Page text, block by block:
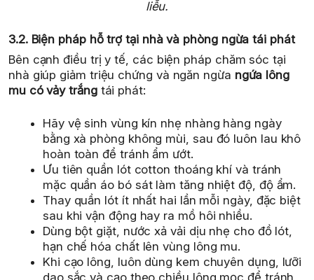
liễu.
3.2. Biện pháp hỗ trợ tại nhà và phòng ngừa tái phát
Bên cạnh điều trị y tế, các biện pháp chăm sóc tại
nhà giúp giảm triệu chứng và ngăn ngừa ngứa lông
mu có vảy trắngtái phát:
Hãy vệ sinh vùng kín nhẹ nhàng hàng ngày
bằng xà phòng không mùi, sau đó luôn lau khô
hoàn toàn để tránh ẩm ướt.
Ưu tiên quần lót cotton thoáng khí và tránh
mặc quần áo bó sát làm tăng nhiệt độ, độ ẩm.
Thay quần lót ít nhất hai lần mỗi ngày, đặc biệt
sau khi vận động hay ra mồ hôi nhiều.
Dùng bột giặt, nước xả vải dịu nhẹ cho đồ lót,
hạn chế hóa chất lên vùng lông mu.
Khi cạo lông, luôn dùng kem chuyên dụng, lưỡi